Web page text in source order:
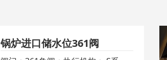
锅炉进口储水位361阀